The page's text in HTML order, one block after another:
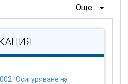
Още...
"Осигуряване на